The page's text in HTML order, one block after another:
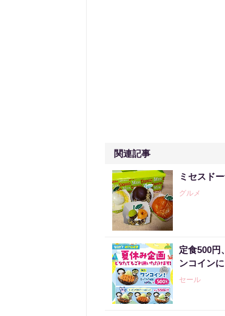
関連記事
ミセスド
グルメ
定食500円
ンコインに
セール